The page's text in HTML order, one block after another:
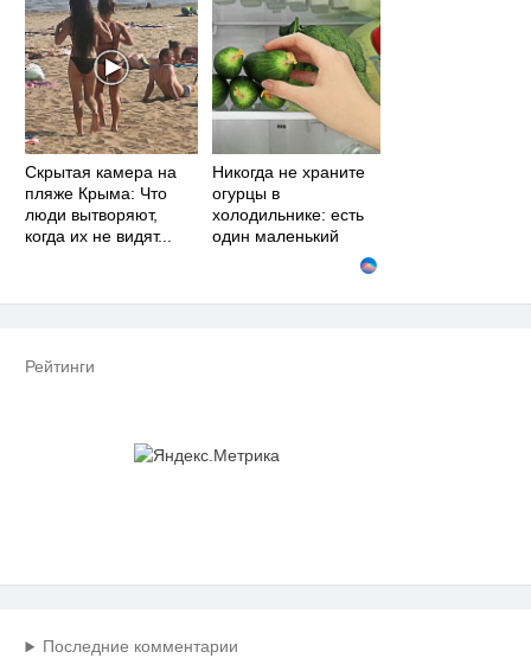
Скрытая камера на
пляже Крыма: Что
люди вытворяют,
когда их не видят...
Никогда не храните
огурцы в
холодильнике: есть
один маленький
Рейтинги
Последние комментарии